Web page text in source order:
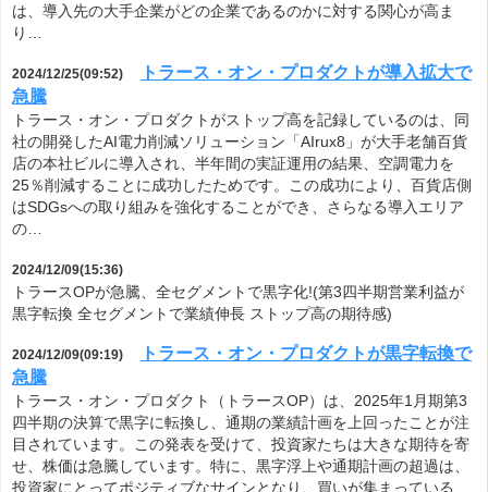
は、導入先の大手企業がどの企業であるのかに対する関心が高ま
り…
2024/12/25(09:52)
トラース・オン・プロダクトが導入拡大で
急騰
トラース・オン・プロダクトがストップ高を記録しているのは、同
社の開発したAI電力削減ソリューション「AIrux8」が大手老舗百貨
店の本社ビルに導入され、半年間の実証運用の結果、空調電力を
25％削減することに成功したためです。この成功により、百貨店側
はSDGsへの取り組みを強化することができ、さらなる導入エリア
の…
2024/12/09(15:36)
トラースOPが急騰、全セグメントで黒字化!(第3四半期営業利益が
黒字転換 全セグメントで業績伸長 ストップ高の期待感)
2024/12/09(09:19)
トラース・オン・プロダクトが黒字転換で
急騰
トラース・オン・プロダクト（トラースOP）は、2025年1月期第3
四半期の決算で黒字に転換し、通期の業績計画を上回ったことが注
目されています。この発表を受けて、投資家たちは大きな期待を寄
せ、株価は急騰しています。特に、黒字浮上や通期計画の超過は、
投資家にとってポジティブなサインとなり、買いが集まっている